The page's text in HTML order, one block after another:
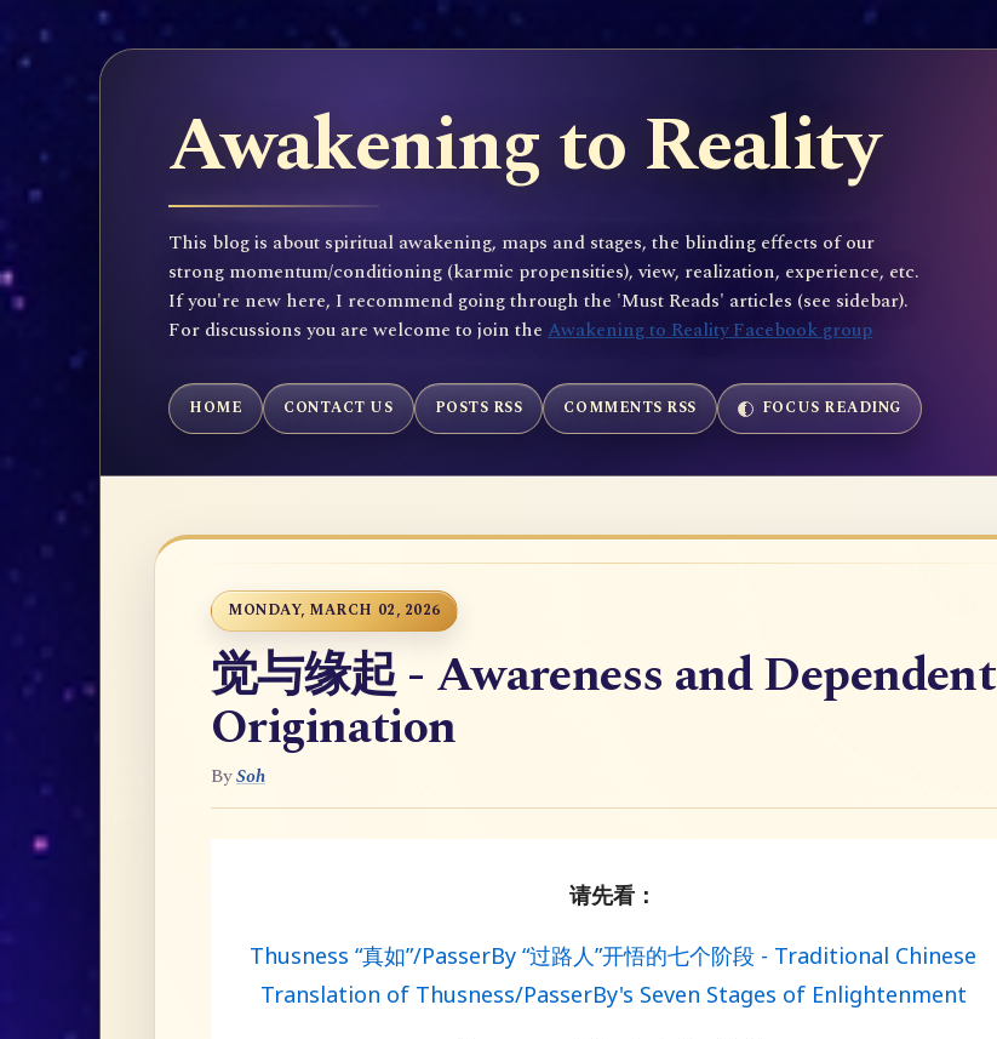
Awakening to Reality
This blog is about spiritual awakening, maps and stages, the blinding effects of our
strong momentum/conditioning (karmic propensities), view, realization, experience, etc.
If you're new here, I recommend going through the 'Must Reads' articles (see sidebar).
For discussions you are welcome to join the Awakening to Reality Facebook group
HOME CONTACT US POSTS RSS COMMENTS RSS FOCUS READING
MONDAY, MARCH 02, 2026
觉与缘起 - Awareness and Dependent
Origination
BySoh
请先看：
Thusness “真如”/PasserBy “过路人”开悟的七个阶段 - Traditional Chinese
Translation of Thusness/PasserBy's Seven Stages of Enlightenment